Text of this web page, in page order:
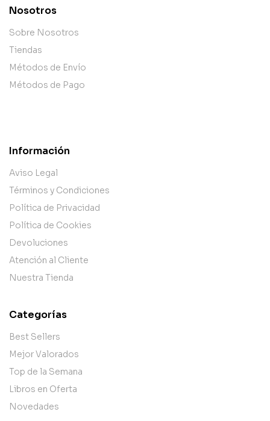
Nosotros
Sobre Nosotros
Tiendas
Métodos de Envío
Métodos de Pago
Información
Aviso Legal
Términos y Condiciones
Política de Privacidad
Política de Cookies
Devoluciones
Atención al Cliente
Nuestra Tienda
Categorías
Best Sellers
Mejor Valorados
Top de la Semana
Libros en Oferta
Novedades